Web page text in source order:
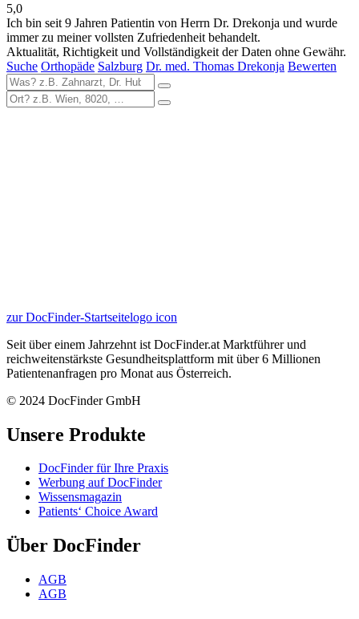
5,0
Ich bin seit 9 Jahren Patientin von Herrn Dr. Drekonja und wurde
immer zu meiner vollsten Zufriedenheit behandelt.
Aktualität, Richtigkeit und Vollständigkeit der Daten ohne Gewähr.
Suche Orthopäde Salzburg Dr. med. Thomas Drekonja Bewerten
zur DocFinder-Startseitelogo icon
Seit über einem Jahrzehnt ist DocFinder.at Marktführer und
reichweitenstärkste Gesundheitsplattform mit über 6 Millionen
Patientenanfragen pro Monat aus Österreich.
© 2024 DocFinder GmbH
Unsere Produkte
DocFinder für Ihre Praxis
Werbung auf DocFinder
Wissensmagazin
Patients‘ Choice Award
Über DocFinder
AGB
AGB